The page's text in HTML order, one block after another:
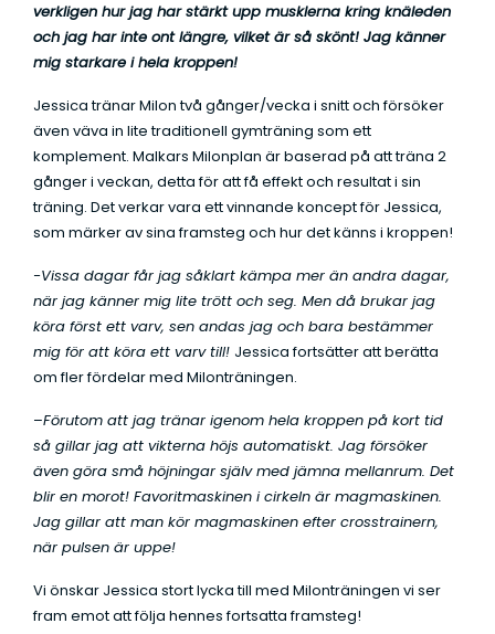
verkligen hur jag har stärkt upp musklerna kring knäleden
och jag har inte ont längre, vilket är så skönt! Jag känner
mig starkare i hela kroppen!
Jessica tränar Milon två gånger/vecka i snitt och försöker
även väva in lite traditionell gymträning som ett
komplement. Malkars Milonplan är baserad på att träna 2
gånger i veckan, detta för att få effekt och resultat i sin
träning. Det verkar vara ett vinnande koncept för Jessica,
som märker av sina framsteg och hur det känns i kroppen!
-Vissa dagar får jag såklart kämpa mer än andra dagar,
när jag känner mig lite trött och seg. Men då brukar jag
köra först ett varv, sen andas jag och bara bestämmer
mig för att köra ett varv till! Jessica fortsätter att berätta
om fler fördelar med Milonträningen.
–Förutom att jag tränar igenom hela kroppen på kort tid
så gillar jag att vikterna höjs automatiskt. Jag försöker
även göra små höjningar själv med jämna mellanrum. Det
blir en morot! Favoritmaskinen i cirkeln är magmaskinen.
Jag gillar att man kör magmaskinen efter crosstrainern,
när pulsen är uppe!
Vi önskar Jessica stort lycka till med Milonträningen vi ser
fram emot att följa hennes fortsatta framsteg!